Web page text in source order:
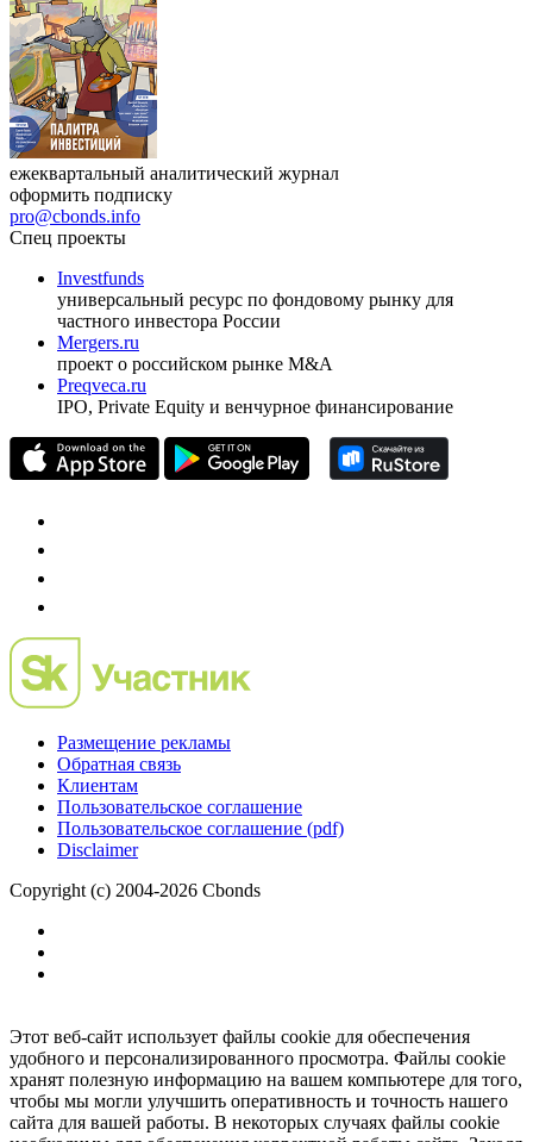
ЖурналCbonds Review
оформить подписку
pro@cbonds.info
Спец проекты
Investfunds
универсальный ресурс по фондовому рынку для
частного инвестора России
проект о российском рынке M&A
Preqveca.ru
Размещение рекламы
Обратная связь
Пользовательское соглашение
Copyright (c) 2004-2026 Cbonds
Этот веб-сайт использует файлы cookie для обеспечения